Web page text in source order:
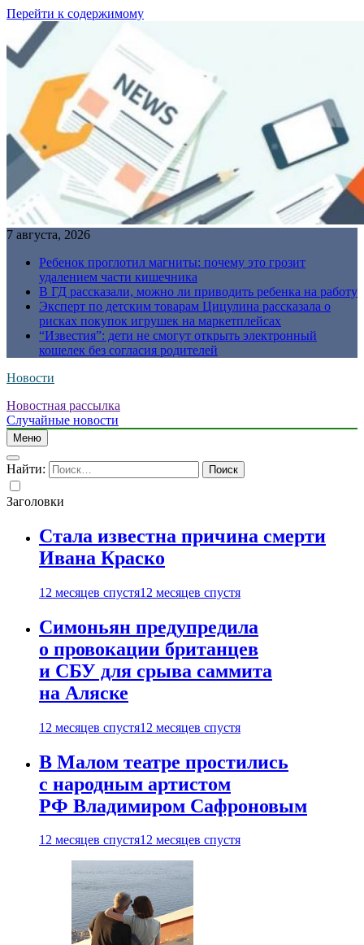
Перейти к содержимому
7 августа, 2026
Ребенок проглотил магниты: почему это грозит
удалением части кишечника
В ГД рассказали, можно ли приводить ребенка на работу
Эксперт по детским товарам Цицулина рассказала о
рисках покупок игрушек на маркетплейсах
“Известия”: дети не смогут открыть электронный
кошелек без согласия родителей
Новости
Новостная рассылка
Случайные новости
Меню
Найти:
Заголовки
Стала известна причина смерти
Ивана Краско
12 месяцев спустя12 месяцев спустя
Симоньян предупредила
о провокации британцев
и СБУ для срыва саммита
на Аляске
12 месяцев спустя12 месяцев спустя
В Малом театре простились
с народным артистом
РФ Владимиром Сафроновым
12 месяцев спустя12 месяцев спустя